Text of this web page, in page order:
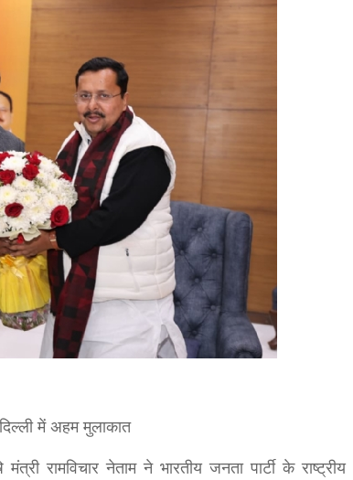
में अहम मुलाकात
रामविचार नेताम ने भारतीय जनता पार्टी के राष्ट्रीय